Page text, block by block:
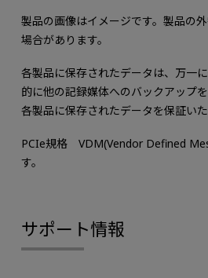
製品の画像はイメージです。製品の
場合があります。
各製品に保存されたデータは、万一
的に他の記録媒体へのバックアップ
各製品に保存されたデータを保証いた
PCIe規格 VDM(Vendor Defined
す。
サポート情報